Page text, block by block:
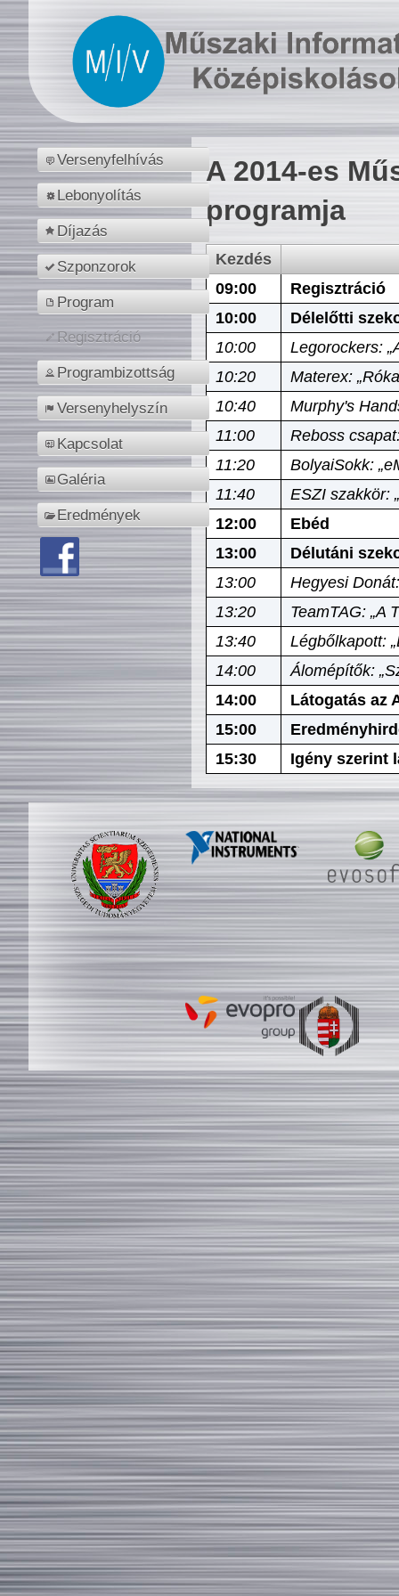
Versenyfelhívás
Lebonyolítás
Díjazás
Szponzorok
Program
Regisztráció
Programbizottság
Versenyhelyszín
Kapcsolat
Galéria
Eredmények
A 2014-es
programja
Kezdés
09:00
Regisztráció
10:00
Délelőtti
10:00
Legorockers:
10:20
Materex:
10:40
Murphy's
11:00
Reboss
11:20
BolyaiSokk:
11:40
ESZI szakkör:
12:00
Ebéd
13:00
Délutáni
13:00
Hegyesi
13:20
TeamTAG: „A
13:40
Légbőlkapott:
14:00
Álomépítők:
14:00
Látogatás az
15:00
15:30
Igény szerint